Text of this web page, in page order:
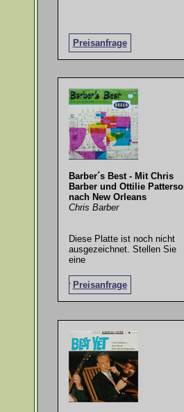
Preisanfrage
Barber´s Best - Mit Chris
Barber und Ottilie
nach New Orleans
Chris Barber
Diese Platte ist noch nicht
ausgezeichnet. Stellen Sie
eine
Preisanfrage